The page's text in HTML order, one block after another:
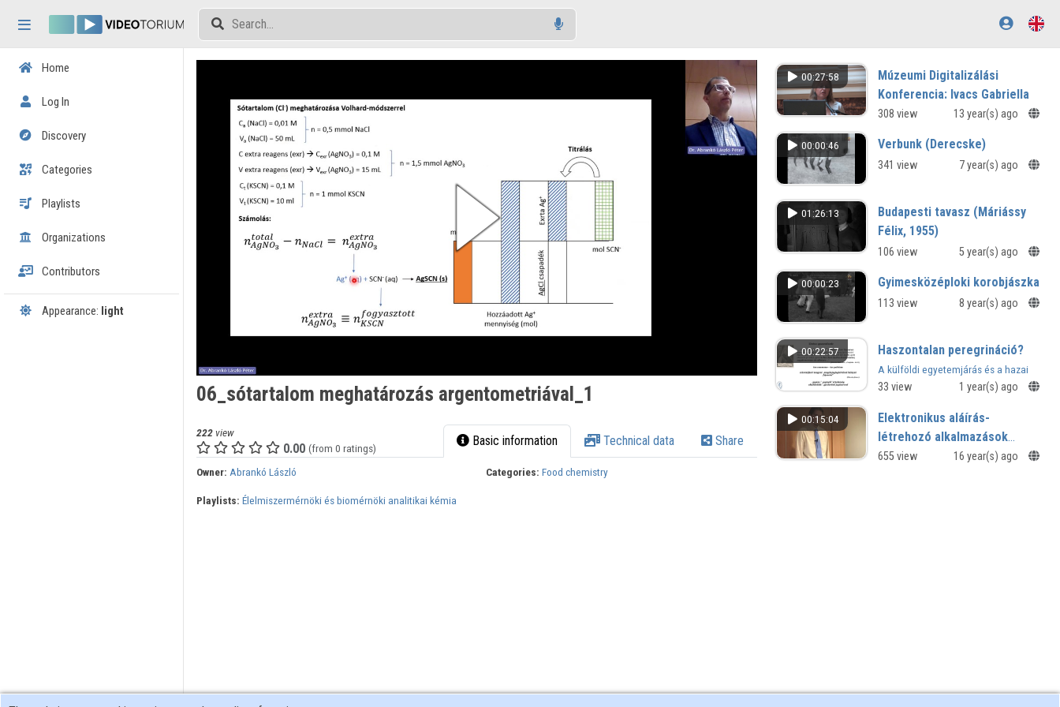
Home
Log In
Discovery
Categories
Playlists
Organizations
Contributors
Appearance: light
06_sótartalom meghatározás argentometriával_1
222view
0.00 (from 0 ratings) Basic information Technical data Share
Owner: Abrankó László Categories: Food chemistry
Playlists: Élelmiszermérnöki és biomérnöki analitikai kémia
00:27:58
Múzeumi Digitalizálási
Konferencia: Ivacs Gabriella
előadása
Concerning Europeana, Cultural
Heritage and Archives
308 view 13 year(s) ago
00:00:46 Verbunk (Derecske)
341 view 7 year(s) ago
01:26:13
Budapesti tavasz (Máriássy
Félix, 1955)
106 view 5 year(s) ago
00:00:23 Gyimesközéploki korobjászka
113 view 8 year(s) ago
00:22:57 Haszontalan peregrináció?
A külföldi egyetemjárás és a hazai
jogi kultúra a 16–17. század
33 view 1 year(s) ago
00:15:04
Elektronikus aláírás-
létrehozó alkalmazások
együttműködési képessége
655 view 16 year(s) ago